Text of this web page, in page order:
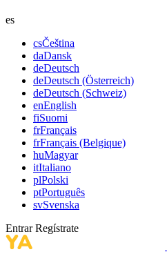
es
csČeština
daDansk
deDeutsch
deDeutsch (Österreich)
deDeutsch (Schweiz)
enEnglish
fiSuomi
frFrançais
frFrançais (Belgique)
huMagyar
itItaliano
plPolski
ptPortuguês
svSvenska
Entrar Regístrate